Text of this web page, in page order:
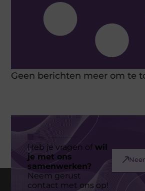
Geen berichten meer om te
Heb je vragen ofwil
je met ons
samenwerken?
Neem gerust
contact met ons op!